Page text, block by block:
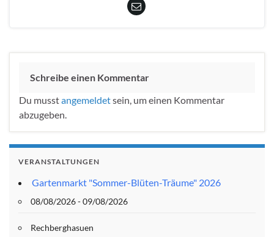
Schreibe einen Kommentar
Du musstangemeldetsein, um einen Kommentar
abzugeben.
VERANSTALTUNGEN
Gartenmarkt "Sommer-Blüten-Träume" 2026
08/08/2026 - 09/08/2026
Rechberghasuen